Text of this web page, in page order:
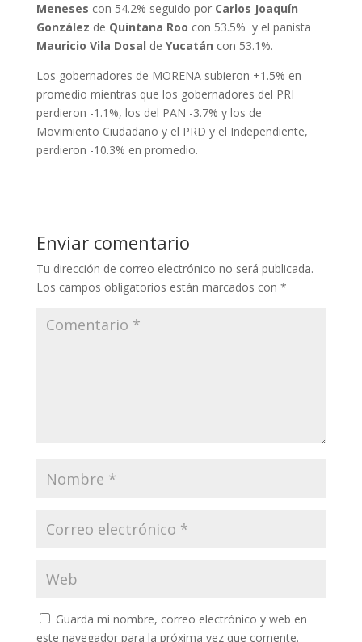
Meneses con 54.2% seguido por Carlos Joaquín
González de Quintana Roo con 53.5% y el panista
Mauricio Vila Dosal de Yucatán con 53.1%.
Los gobernadores de MORENA subieron +1.5% en
promedio mientras que los gobernadores del PRI
perdieron -1.1%, los del PAN -3.7% y los de
Movimiento Ciudadano y el PRD y el Independiente,
perdieron -10.3% en promedio.
Enviar comentario
Tu dirección de correo electrónico no será publicada.
Los campos obligatorios están marcados con *
Guarda mi nombre, correo electrónico y web en
este navegador para la próxima vez que comente.